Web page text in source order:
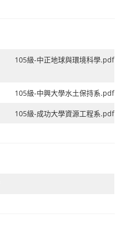
105級-中正地球與環境科學.pdf
105級-中興大學水土保持系.pdf
105級-成功大學資源工程系.pdf